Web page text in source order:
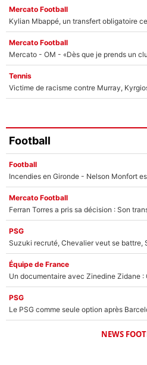
Mercato Football
Kylian Mbappé, un transfert obligatoire
Mercato Football
Tennis
Football
Football
Mercato Football
PSG
Équipe de France
PSG
NEWS